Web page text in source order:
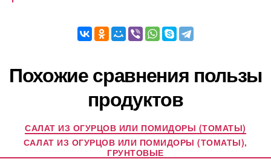
Похожие сравнения пользы
продуктов
САЛАТ ИЗ ОГУРЦОВ ИЛИ ПОМИДОРЫ (ТОМАТЫ)
САЛАТ ИЗ ОГУРЦОВ ИЛИ ПОМИДОРЫ (ТОМАТЫ),
ГРУНТОВЫЕ